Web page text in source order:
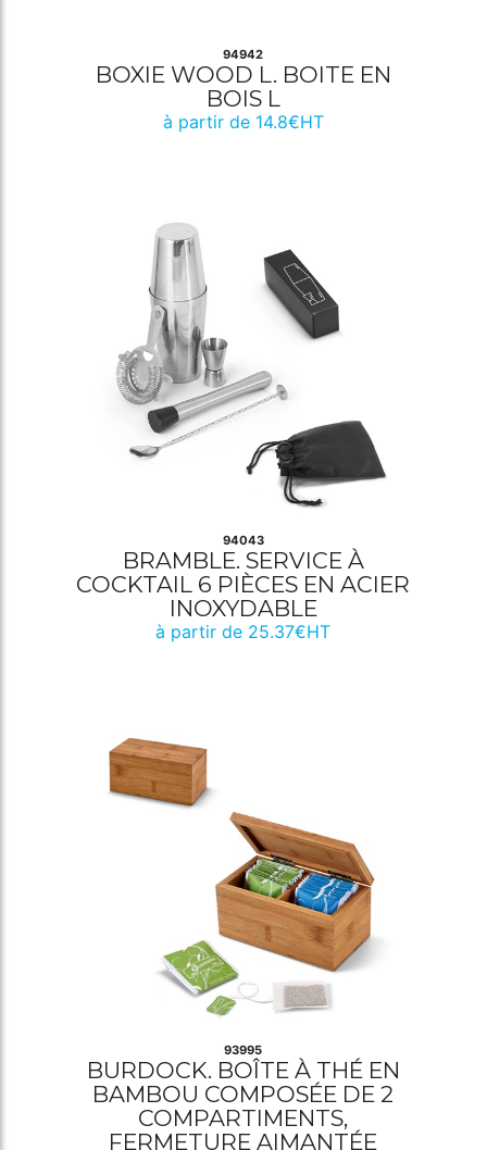
94942
BOXIE WOOD L. BOITE EN
BOIS L
à partir de 14.8€HT
94043
BRAMBLE. SERVICE À
COCKTAIL 6 PIÈCES EN ACIER
INOXYDABLE
à partir de 25.37€HT
93995
BURDOCK. BOÎTE À THÉ EN
BAMBOU COMPOSÉE DE 2
COMPARTIMENTS,
FERMETURE AIMANTÉE